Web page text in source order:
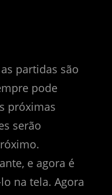
partidas são
pode
próximas
serão
e agora é
na tela. Agora